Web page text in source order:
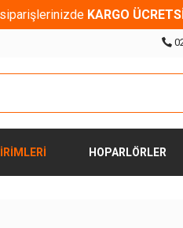
KARGO
HOPARLÖRLER